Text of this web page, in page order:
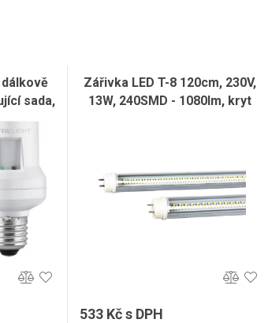
sada,
dosah
Zářivka LED T-8 120cm, 230V,
13W, 240SMD - 1080lm, kryt
533 Kč s DPH